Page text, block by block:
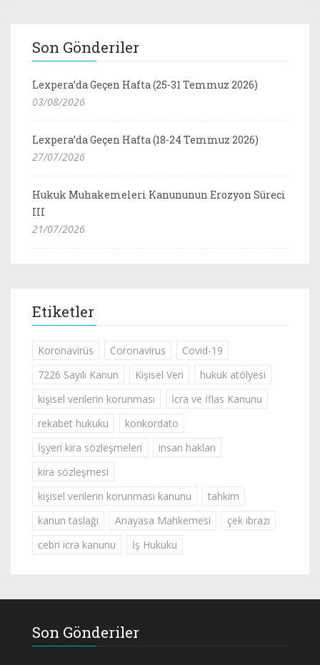
Son Gönderiler
Lexpera’da Geçen Hafta (25-31 Temmuz 2026)
03/08/2026
Lexpera’da Geçen Hafta (18-24 Temmuz 2026)
27/07/2026
Hukuk Muhakemeleri Kanununun Erozyon Süreci
III
21/07/2026
Etiketler
Koronavirüs Coronavirus
Covid-19
7226 Sayılı Kanun
Kişisel Veri
hukuk atölyesi
kişisel verilerin korunması
İcra ve İflas Kanunu
rekabet hukuku
konkordato
İşyeri kira sözleşmeleri
insan hakları
kira sözleşmesi
kişisel verilerin korunması kanunu
tahkim
kanun taslağı
Anayasa Mahkemesi
çek ibrazı
cebri icra kanunu
İş Hukuku
Son Gönderiler